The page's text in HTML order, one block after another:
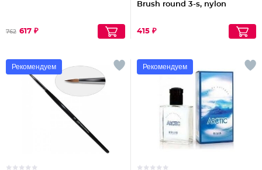
762 617 ₽
Brush round 3-s, nylon
415 ₽
Рекомендуем Рекомендуем